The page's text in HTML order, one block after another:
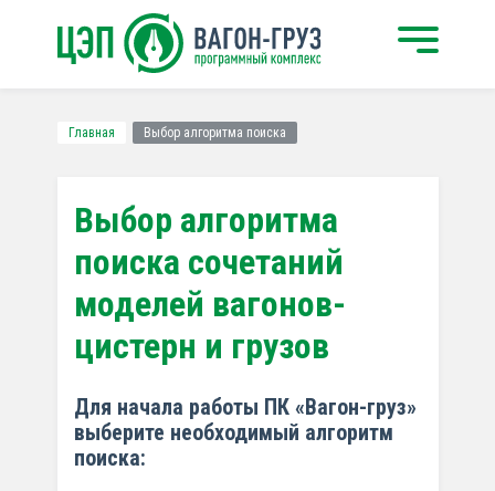
Главная Выбор алгоритма поиска
Выбор алгоритма
поиска сочетаний
моделей вагонов-
цистерн и грузов
Для начала работы ПК «Вагон-груз»
выберите необходимый алгоритм
поиска: